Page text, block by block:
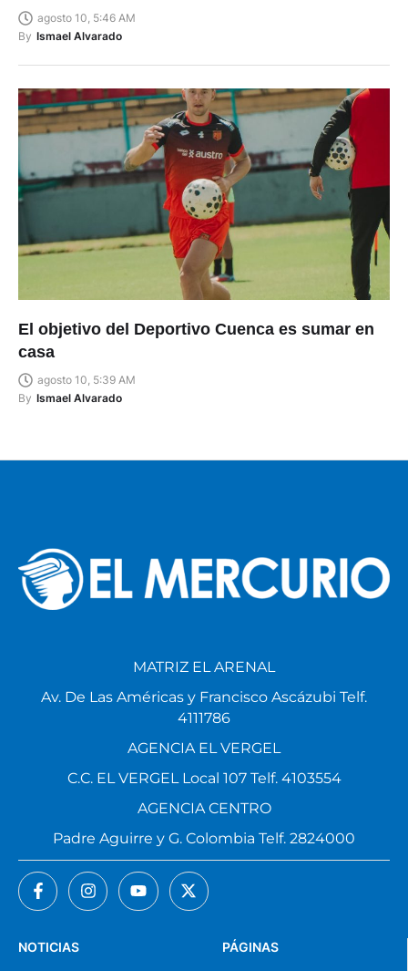
agosto 10, 5:46 AM
By Ismael Alvarado
El objetivo del Deportivo Cuenca es sumar en
casa
agosto 10, 5:39 AM
By Ismael Alvarado
PÁGINAS
NOTICIAS
MATRIZ EL ARENAL
Av. De Las Américas y Francisco Ascázubi Telf.
4111786
AGENCIA EL VERGEL
C.C. EL VERGEL Local 107 Telf. 4103554
AGENCIA CENTRO
Padre Aguirre y G. Colombia Telf. 2824000